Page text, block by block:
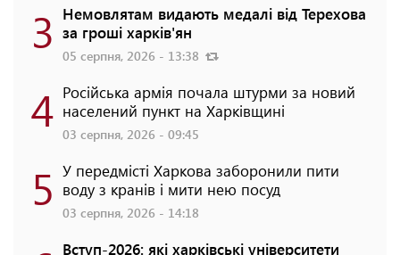
3 Немовлятам видають медалі від Терехова
за гроші харків'ян
05 серпня, 2026 - 13:38
4 Російська армія почала штурми за новий
населений пункт на Харківщині
03 серпня, 2026 - 09:45
5 У передмісті Харкова заборонили пити
воду з кранів і мити нею посуд
03 серпня, 2026 - 14:18
Вступ-2026: які харківські університети